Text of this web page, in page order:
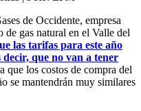
de Occidente, empresa
de gas natural en el Valle del
las tarifas para este año
decir, que no van a tener
que los costos de compra del
se mantendrán muy similares